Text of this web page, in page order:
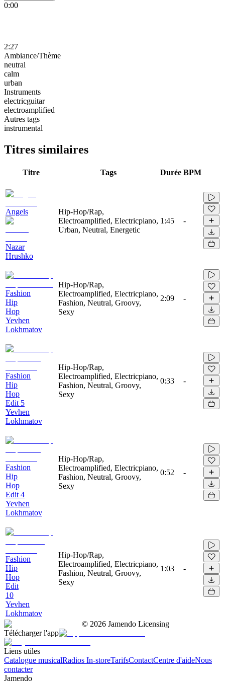
0:00
2:27
Ambiance/Thème
neutral
calm
urban
Instruments
electricguitar
electroamplified
Autres tags
instrumental
Titres similaires
Titre Tags Durée BPM
Angels
Nazar
Hrushko
Hip-Hop/Rap,
Electroamplified, Electricpiano,
Urban, Neutral, Energetic
1:45 -
Fashion
Hip
Hop
Yevhen
Lokhmatov
Hip-Hop/Rap,
Electroamplified, Electricpiano,
Fashion, Neutral, Groovy,
Sexy
2:09 -
Fashion
Hip
Hop
Edit 5
Yevhen
Lokhmatov
Hip-Hop/Rap,
Electroamplified, Electricpiano,
Fashion, Neutral, Groovy,
Sexy
0:33 -
Fashion
Hip
Hop
Edit 4
Yevhen
Lokhmatov
Hip-Hop/Rap,
Electroamplified, Electricpiano,
Fashion, Neutral, Groovy,
Sexy
0:52 -
Fashion
Hip
Hop
Edit
10
Yevhen
Lokhmatov
Hip-Hop/Rap,
Electroamplified, Electricpiano,
Fashion, Neutral, Groovy,
Sexy
1:03 -
© 2026 Jamendo Licensing
Télécharger l'app
Liens utiles
Catalogue musicalRadios In-storeTarifsContactCentre d'aideNous
contacter
Jamendo